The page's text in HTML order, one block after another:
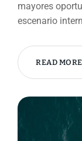
mayores
escenario
READ MORE